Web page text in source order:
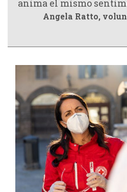
anima el mismo
Angela Ratto,